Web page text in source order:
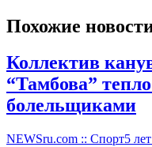
Похожие
Коллектив
“Тамбова”
болельщиками
NEWSru.com :: Спорт5